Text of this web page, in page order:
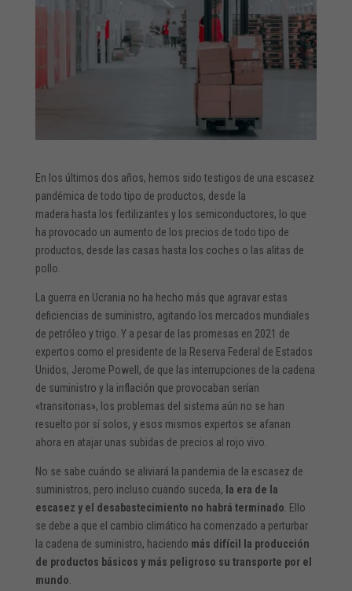
En los últimos dos años, hemos sido testigos de una escasez
pandémica de todo tipo de productos, desde la
madera hasta los fertilizantes y los semiconductores, lo que
ha provocado un aumento de los precios de todo tipo de
productos, desde las casas hasta los coches o las alitas de
pollo.
La guerra en Ucrania no ha hecho más que agravar estas
deficiencias de suministro, agitando los mercados mundiales
de petróleo y trigo. Y a pesar de las promesas en 2021 de
expertos como el presidente de la Reserva Federal de Estados
Unidos, Jerome Powell, de que las interrupciones de la cadena
de suministro y la inflación que provocaban serían
«transitorias», los problemas del sistema aún no se han
resuelto por sí solos, y esos mismos expertos se afanan
ahora en atajar unas subidas de precios al rojo vivo.
No se sabe cuándo se aliviará la pandemia de la escasez de
suministros, pero incluso cuando suceda, la era de la
escasez y el desabastecimiento no habrá terminado . Ello
se debe a que el cambio climático ha comenzado a perturbar
la cadena de suministro, haciendo más difícil la producción
de productos básicos y más peligroso su transporte por el
mundo